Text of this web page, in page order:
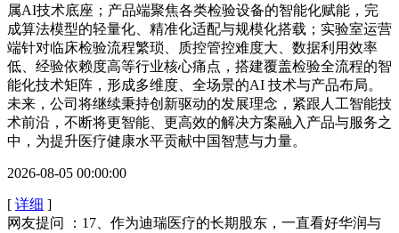
属AI技术底座；产品端聚焦各类检验设备的智能化赋能，完
成算法模型的轻量化、精准化适配与规模化搭载；实验室运营
端针对临床检验流程繁琐、质控管控难度大、数据利用效率
低、经验依赖度高等行业核心痛点，搭建覆盖检验全流程的智
能化技术矩阵，形成多维度、全场景的AI 技术与产品布局。
未来，公司将继续秉持创新驱动的发展理念，紧跟人工智能技
术前沿，不断将更智能、更高效的解决方案融入产品与服务之
中，为提升医疗健康水平贡献中国智慧与力量。
2026-08-05 00:00:00
[ 详细 ]
网友提问 ：17、作为迪瑞医疗的长期股东，一直看好华润与